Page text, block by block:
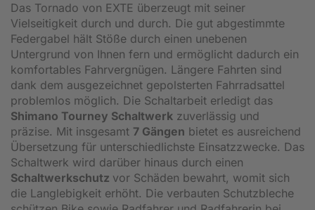
Das Tornado von EXTE überzeugt mit seiner
Vielseitigkeit durch und durch. Die gut abgestimmte
Federgabel hält Stöße durch einen unebenen
Untergrund von Ihnen fern und ermöglicht dadurch ein
komfortables Fahrvergnügen. Längere Fahrten sind
dank dem ausgezeichnet gepolsterten Fahrradsattel
problemlos möglich. Die Schaltarbeit erledigt das
Shimano Tourney Schaltwerk zuverlässig und
präzise. Mit insgesamt 7 Gängen bietet es ausreichend
Übersetzung für unterschiedlichste Einsatzzwecke. Das
Schaltwerk wird darüber hinaus durch einen
Schaltwerkschutz vor Schäden bewahrt, womit sich
die Langlebigkeit erhöht. Die verbauten Schutzbleche